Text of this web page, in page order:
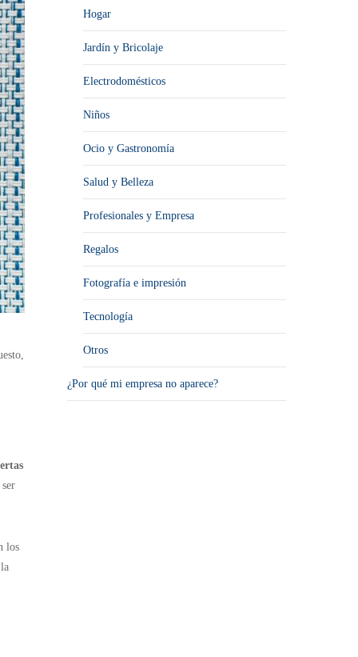
los
Hogar
Jardín y Bricolaje
Electrodomésticos
Niños
Ocio y Gastronomía
Salud y Belleza
Profesionales y Empresa
Regalos
Fotografía e impresión
Tecnología
Otros
¿Por qué mi empresa no aparece?